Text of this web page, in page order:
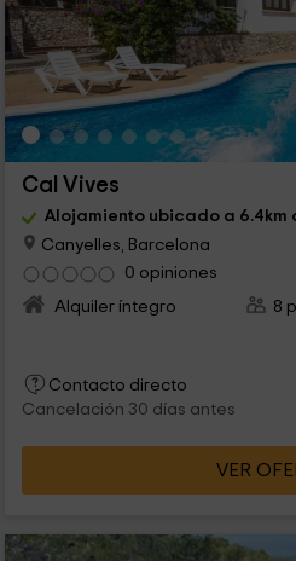
Cal Vives
Alojamiento ubicado a 6.4km
Canyelles, Barcelona
0 opiniones
Alquiler íntegro
8
Contacto directo
Cancelación 30 días antes
VER